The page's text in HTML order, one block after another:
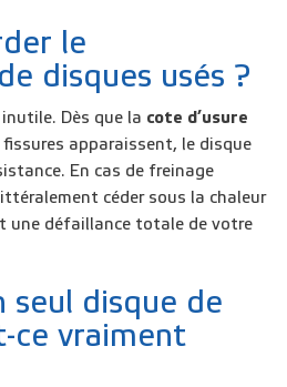
le
disques usés ?
inutile. Dès que la cote d’usure
fissures apparaissent, le disque
En cas de freinage
céder sous la chaleur
une défaillance totale de votre
seul disque de
ce vraiment